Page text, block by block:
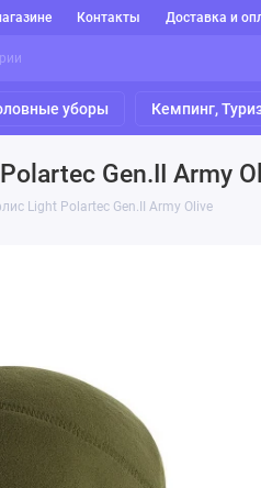
Контакты Доставка и
уборы Кемпинг,
Gen.II Army
Light Polartec Gen.II Army Olive